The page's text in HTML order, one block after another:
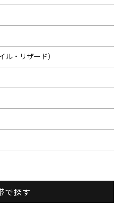
・リザード）
で探す